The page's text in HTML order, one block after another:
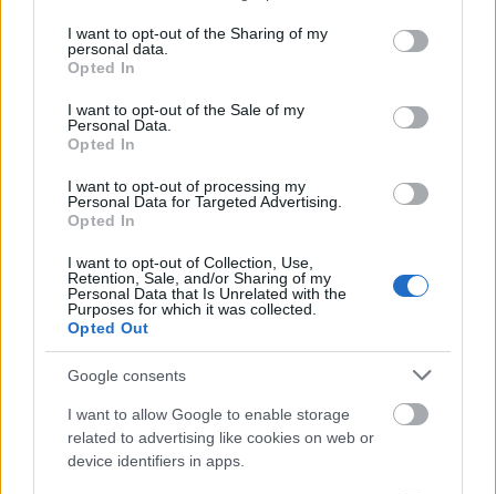
not limited to your visit or usage behaviour. You may click to
grant or deny consent to Google and its third-party tags to
use your data for below specified purposes in below Google
consent section.
I want to opt-out of the Sharing of my
personal data.
Opted In
I want to opt-out of the Sale of my
Personal Data.
Opted In
I want to opt-out of processing my
Personal Data for Targeted Advertising.
Opted In
I want to opt-out of Collection, Use,
Retention, Sale, and/or Sharing of my
Personal Data that Is Unrelated with the
Purposes for which it was collected.
Opted Out
Google consents
I want to allow Google to enable storage
related to advertising like cookies on web or
device identifiers in apps.
Πέρα από τη Λισαβόνα: 10 μαγευτικοί προορισμοί
Το καλά κρυμμένο μυστικό της Κρήτης: Το φαράγγι
των Αγίων και η μαγευτική παραλία στο Λιβυκό
6 γραφικά χωριά των Κυκλάδων που αξίζει να
ανακαλύψετε